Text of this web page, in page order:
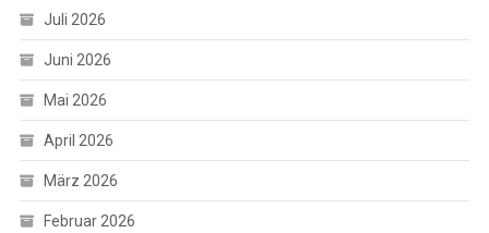
Juli 2026
Juni 2026
Mai 2026
April 2026
März 2026
Februar 2026